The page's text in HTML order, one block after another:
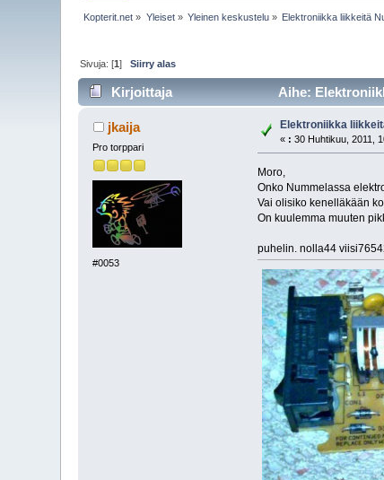
Kopterit.net » Yleiset» Yleinen keskustelu » Elektroniikka liikkeitä
Sivuja: [1]Siirry alas
Kirjoittaja Aihe:
jkaija
Pro torppari
#0053
Elektroniikka
« : 30 Huhtikuu, 2011,
Moro,
Onko Nummelassa
Vai olisiko kenelläkään
On kuulemma muuten
puhelin. nolla44